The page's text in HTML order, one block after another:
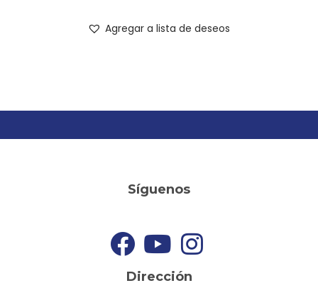
Agregar a lista de deseos
Síguenos
Dirección